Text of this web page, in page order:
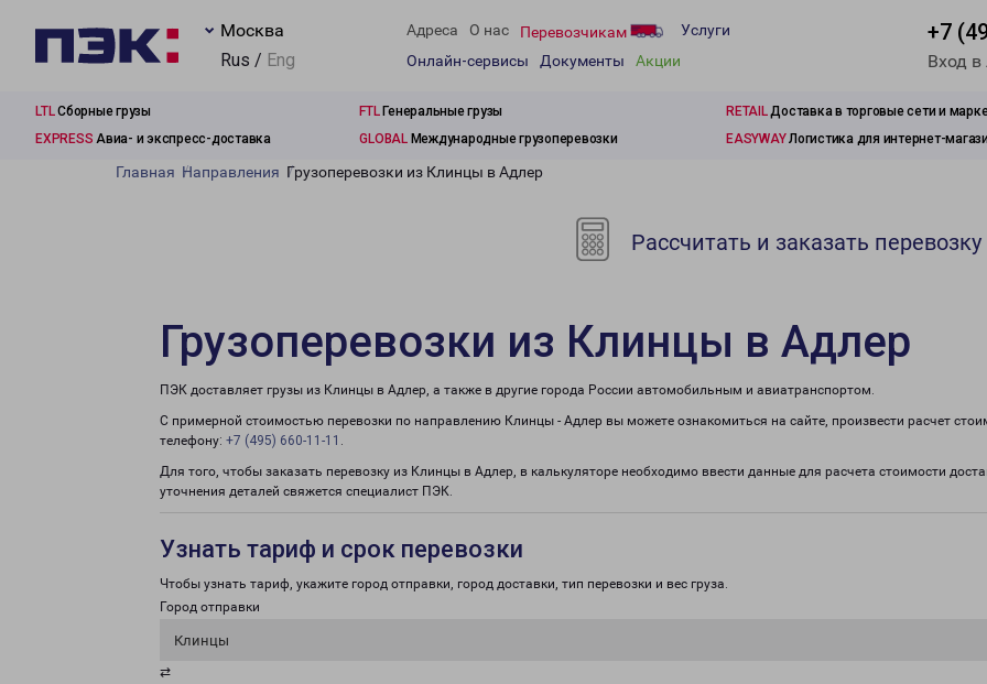
Москва
Rus / Eng
Адреса О нас Перевозчикам
Услуги
Онлайн-сервисы
Документы Акции
+7
Вход
LTLСборные грузы FTLГенеральные грузы RETAILДоставка в торговые сети и
EXPRESS Авиа- и экспресс-доставка GLOBALМеждународные грузоперевозки EASYWAYЛогистика для интернет-
Главная Направления Грузоперевозки из Клинцы в Адлер
Рассчитать и заказать перевозку
Грузоперевозки из Клинцы в Адлер
ПЭК доставляет грузы из Клинцы в Адлер, а также в другие города России автомобильным и авиатранспортом.
С примерной стоимостью перевозки по направлению Клинцы - Адлер вы можете ознакомиться на сайте, произвести расчет
телефону: +7 (495) 660-11-11 .
Для того, чтобы заказать перевозку из Клинцы в Адлер, в калькуляторе необходимо ввести данные для расчета стоимости
уточнения деталей свяжется специалист ПЭК.
Узнать тариф и срок перевозки
Чтобы узнать тариф, укажите город отправки, город доставки, тип перевозки и вес груза.
Город отправки
Клинцы
⇄